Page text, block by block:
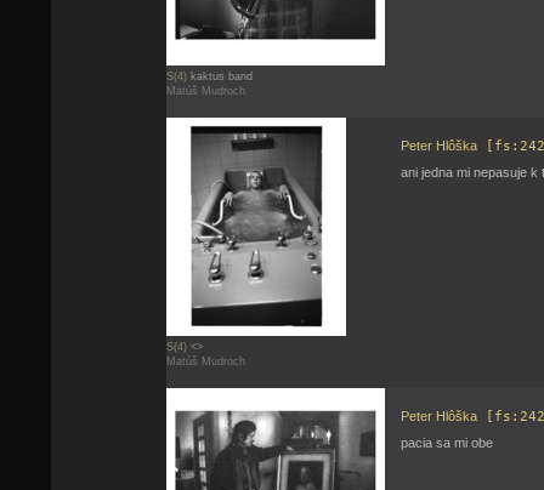
S(4) kaktus band
Matúš Mudroch
S(4) <>
Matúš Mudroch
Peter Hlôška
ani jedna mi nepasuje k
Peter Hlôška
pacia sa mi obe